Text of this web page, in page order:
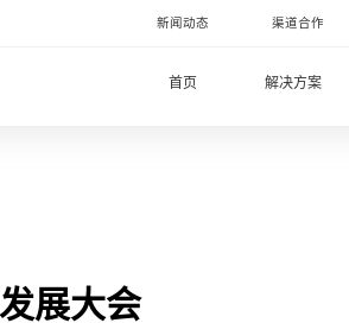
新闻动态 渠道合作
首页 解决方案
展大会